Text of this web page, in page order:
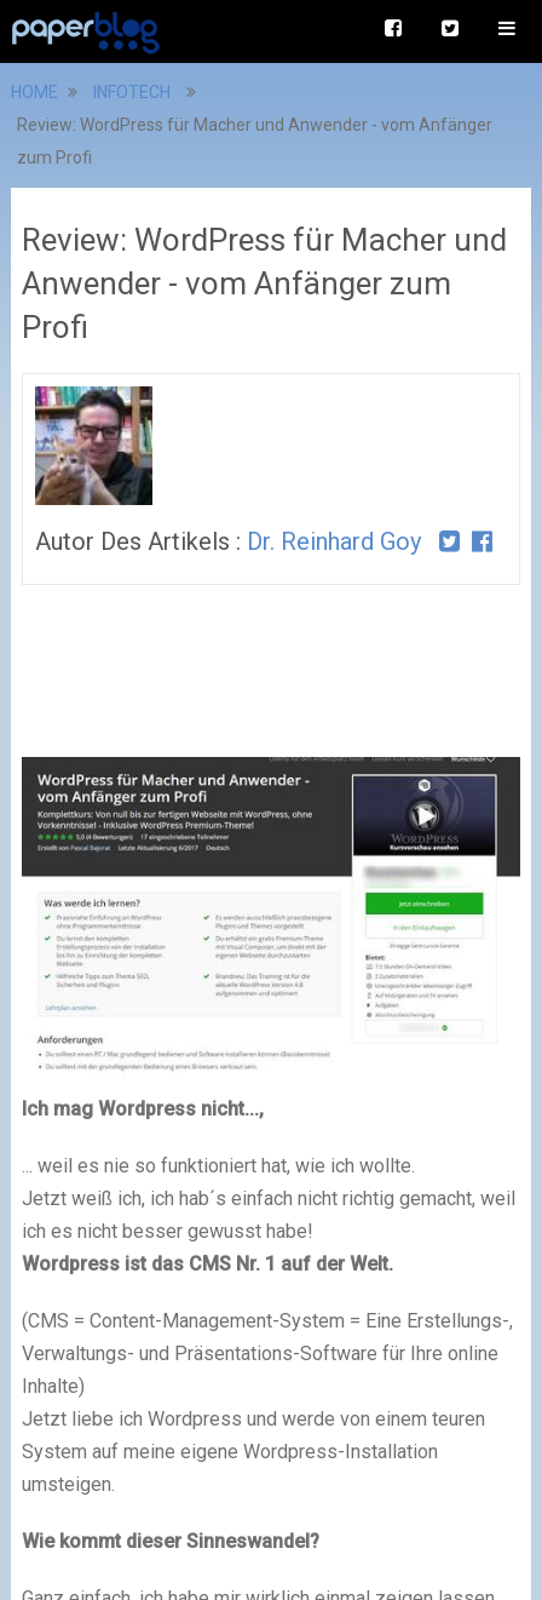
HOME
INFOTECH
Review: WordPress für Macher und Anwender - vom Anfänger
zum Profi
Review: WordPress für Macher und
Anwender - vom Anfänger zum
Profi
Autor Des Artikels : Dr. Reinhard Goy
Ich mag Wordpress nicht...,
... weil es nie so funktioniert hat, wie ich wollte.
Jetzt weiß ich, ich hab´s einfach nicht richtig gemacht, weil
ich es nicht besser gewusst habe!
Wordpress ist das CMS Nr. 1 auf der Welt.
(CMS = Content-Management-System = Eine Erstellungs-,
Verwaltungs- und Präsentations-Software für Ihre online
Inhalte)
Jetzt liebe ich Wordpress und werde von einem teuren
System auf meine eigene Wordpress-Installation
umsteigen.
Wie kommt dieser Sinneswandel?